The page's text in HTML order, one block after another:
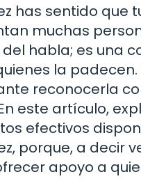
has sentido que
muchas
habla; es una
la
reconocerla
este artículo,
efectivos
porque, a decir
apoyo a